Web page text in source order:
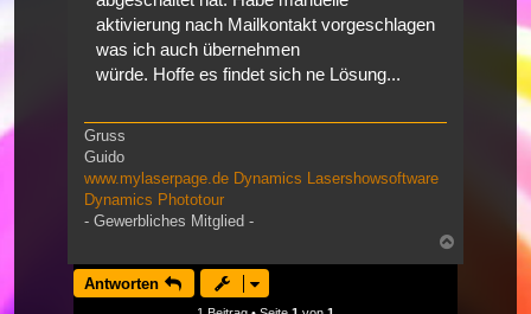
aktivierung nach Mailkontakt vorgeschlagen
was ich auch übernehmen
würde. Hoffe es findet sich ne Lösung...
Gruss
Guido
www.mylaserpage.de Dynamics Lasershowsoftware
Dynamics Phototour
- Gewerbliches Mitglied -
oben
Antworten